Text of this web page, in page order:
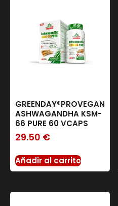
GREENDAY®PROVEGAN
ASHWAGANDHA KSM-
66 PURE 60 VCAPS
29.50 €
Añadir al carrito